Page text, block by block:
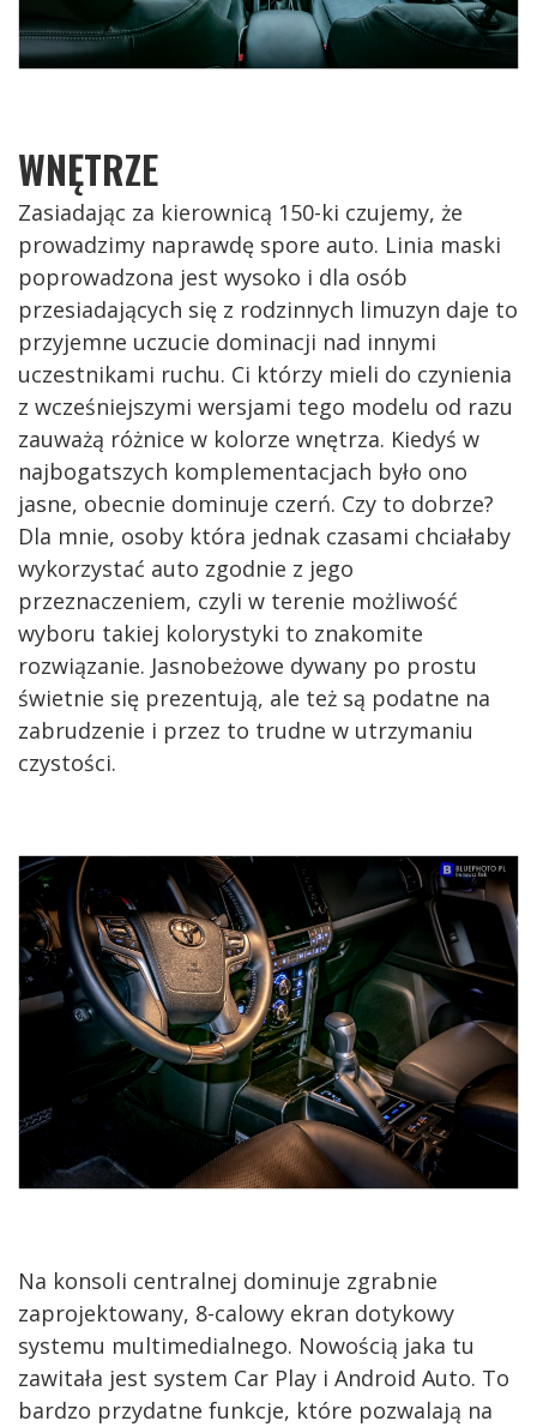
WNĘTRZE
Zasiadając za kierownicą 150-ki czujemy, że
prowadzimy naprawdę spore auto. Linia maski
poprowadzona jest wysoko i dla osób
przesiadających się z rodzinnych limuzyn daje to
przyjemne uczucie dominacji nad innymi
uczestnikami ruchu. Ci którzy mieli do czynienia
z wcześniejszymi wersjami tego modelu od razu
zauważą różnice w kolorze wnętrza. Kiedyś w
najbogatszych komplementacjach było ono
jasne, obecnie dominuje czerń. Czy to dobrze?
Dla mnie, osoby która jednak czasami chciałaby
wykorzystać auto zgodnie z jego
przeznaczeniem, czyli w terenie możliwość
wyboru takiej kolorystyki to znakomite
rozwiązanie. Jasnobeżowe dywany po prostu
świetnie się prezentują, ale też są podatne na
zabrudzenie i przez to trudne w utrzymaniu
czystości.
Na konsoli centralnej dominuje zgrabnie
zaprojektowany, 8-calowy ekran dotykowy
systemu multimedialnego. Nowością jaka tu
zawitała jest system Car Play i Android Auto. To
bardzo przydatne funkcje, które pozwalają na